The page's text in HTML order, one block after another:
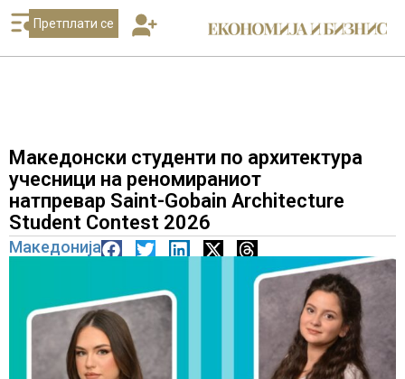
Претплати се
Македонски студенти по архитектура
учесници на реномираниот
натпревар Saint-Gobain Architecture
Student Contest 2026
Македонија